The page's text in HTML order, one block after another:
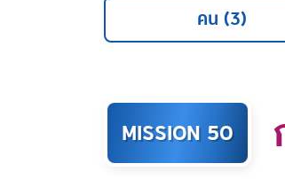
คน (3)
MISSION 50